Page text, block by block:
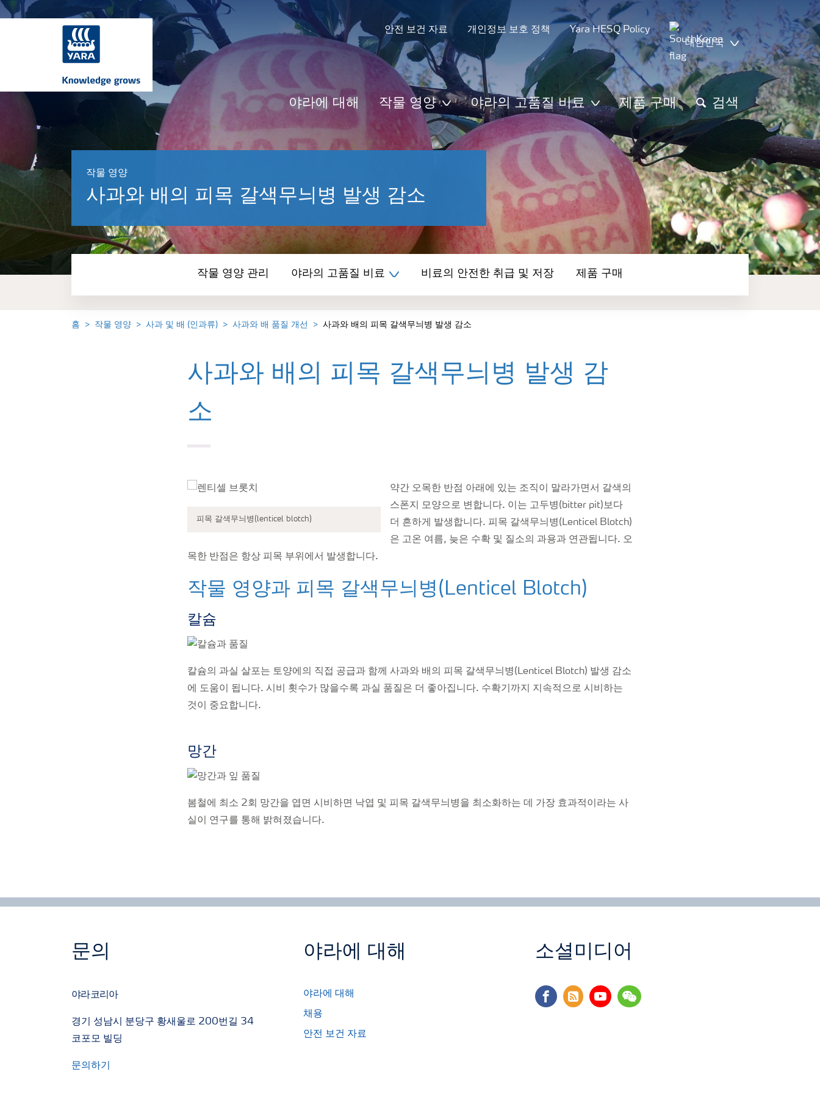
안전 보건 자료 개인정보 보호 정책
Yara HESQ Policy
대한민국
야라에 대해 작물 영양 야라의 고품질 비료 제품 구매 검색
작물 영양
사과와 배의 피목 갈색무늬병 발생 감소
작물 영양 관리 야라의 고품질 비료 비료의 안전한 취급 및 저장 제품 구매
홈 작물 영양 사과 및 배 (인과류) 사과와 배 품질 개선 사과와 배의 피목 갈색무늬병 발생 감소
사과와 배의 피목 갈색무늬병 발생 감
소
피목 갈색무늬병(lenticel blotch)
약간 오목한 반점 아래에 있는 조직이 말라가면서 갈색의
스폰지 모양으로 변합니다. 이는 고두병(bitter pit)보다
더 흔하게 발생합니다. 피목 갈색무늬병(Lenticel Blotch)
은 고온 여름, 늦은 수확 및 질소의 과용과 연관됩니다. 오
목한 반점은 항상 피목 부위에서 발생합니다.
작물 영양과 피목 갈색무늬병(Lenticel Blotch)
칼슘
칼슘의 과실 살포는 토양에의 직접 공급과 함께 사과와 배의 피목 갈색무늬병(Lenticel Blotch) 발생 감소
에 도움이 됩니다. 시비 횟수가 많을수록 과실 품질은 더 좋아집니다. 수확기까지 지속적으로 시비하는
것이 중요합니다.
망간
봄철에 최소 2회 망간을 엽면 시비하면 낙엽 및 피목 갈색무늬병을 최소화하는 데 가장 효과적이라는 사
실이 연구를 통해 밝혀졌습니다.
문의
야라코리아
경기 성남시 분당구 황새울로 200번길 34
코포모 빌딩
문의하기
야라에 대해
야라에 대해
채용
안전 보건 자료
소셜미디어
facebook
rss youtubewechat